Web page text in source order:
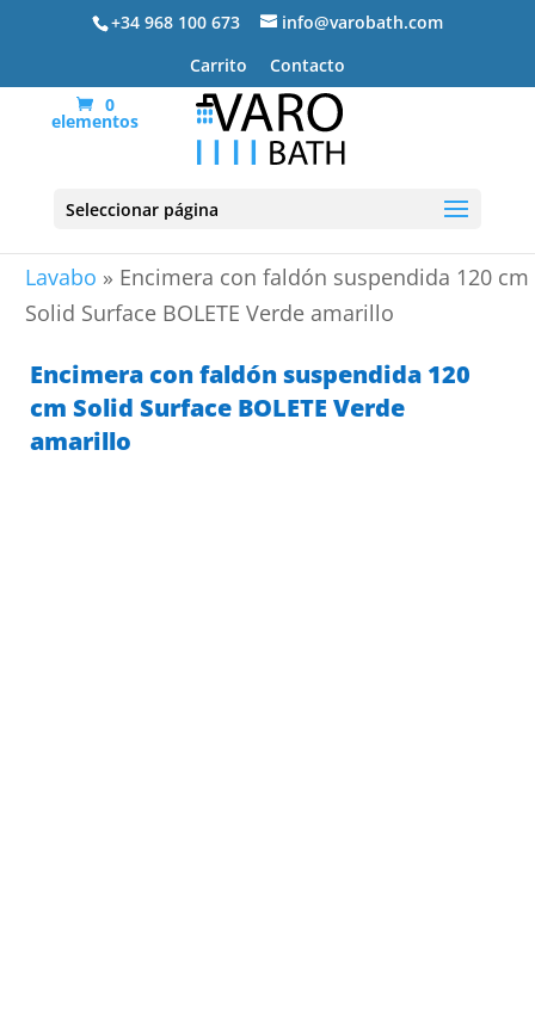
+34 968 100 673
info@varobath.com
Carrito
Contacto
0
elementos
Seleccionar página
Lavabo » Encimera con faldón suspendida 120 cm
Solid Surface BOLETE Verde amarillo
Encimera con faldón suspendida 120
cm Solid Surface BOLETE Verde
amarillo